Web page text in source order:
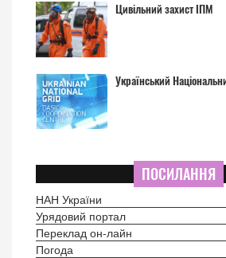
Цивільний захист ІПМ
Український
ПОСИЛАННЯ
НАН України
Урядовий портал
Переклад он-лайн
Погода